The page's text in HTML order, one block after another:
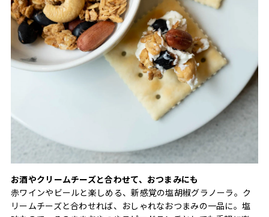
お酒やクリームチーズと合わせて、おつまみにも
赤ワインやビールと楽しめる、新感覚の塩胡椒グラノーラ。ク
リームチーズと合わせれば、おしゃれなおつまみの一品に。塩